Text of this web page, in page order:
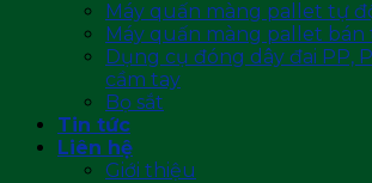
Máy quấn màng pallet tự
Máy quấn màng pallet bán
Dụng cụ đóng dây đai PP,
cầm tay
Bọ sắt
Tin tức
Liên hệ
Giới thiệu